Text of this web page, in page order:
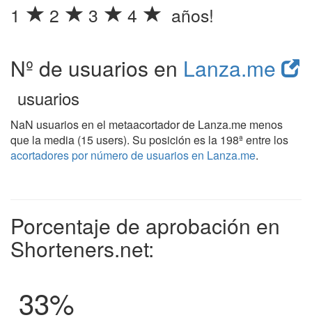
1 2 3 4 años!
Nº de usuarios en Lanza.me
usuarios
NaN usuarios en el metaacortador de Lanza.me menos
que la media (15 users). Su posición es la 198ª entre los
acortadores por número de usuarios en Lanza.me.
Porcentaje de aprobación en
Shorteners.net:
33%